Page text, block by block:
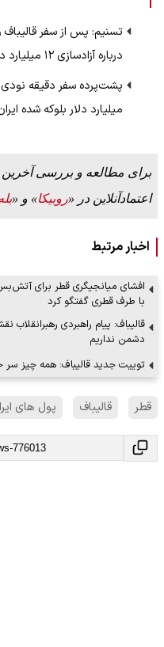
تسنیم: پس از سفر
درباره آزادسازی ۱۲ میلیارد دلار از…
میلیارد دلار بلوکه شده
برای مطالعه و بررسی آخرین
اعتمادآنلاین در «روبیکا» و «
اخبار مرتبط
افشای میانجیگری قطر برای
با طرف قطری گفتگو کرد
قالیباف: پیام راهبردی
دشمن نداریم
توییت جدید قالیباف: همه چیز
قطر قالیباف پول های